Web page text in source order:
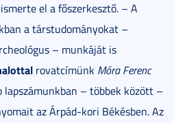
el a főszerkesztő. – A
a társtudományokat –
– munkáját is
rovatcímünk Móra Ferenc
lapszámunkban – többek között –
az Árpád-kori Békésben. Az